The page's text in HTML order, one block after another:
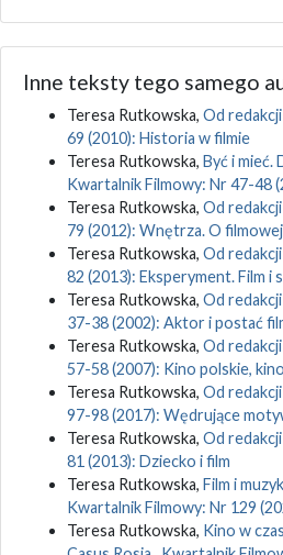
Inne teksty tego samego
Teresa Rutkowska, Od redakcji
69 (2010): Historia w filmie
Teresa Rutkowska, Być i mieć.
Kwartalnik Filmowy: Nr 47-48
Teresa Rutkowska, Od redakcji
79 (2012): Wnętrza. O
Teresa Rutkowska, Od redakcji
82 (2013): Eksperyment. Film i
Teresa Rutkowska, Od redakcji
37-38 (2002): Aktor i postać
Teresa Rutkowska, Od redakcji
57-58 (2007): Kino polskie,
Teresa Rutkowska, Od redakcji
97-98 (2017): Wędrujące
Teresa Rutkowska, Od redakcji
81 (2013): Dziecko i film
Teresa Rutkowska, Film i
Kwartalnik Filmowy: Nr 129
Teresa Rutkowska, Kino w